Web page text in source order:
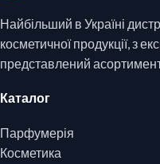
Найбільший в Україні
косметичної продукції, з
представлений
Каталог
Парфумерія
Косметика